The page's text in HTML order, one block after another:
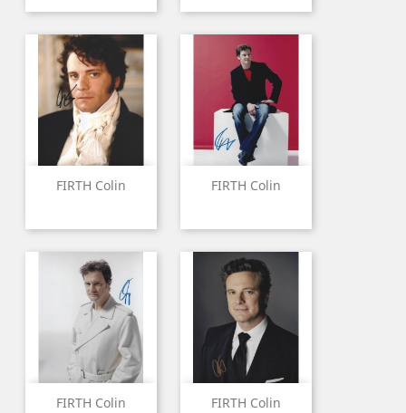
FIRTH Colin FIRTH Colin
FIRTH Colin FIRTH Colin